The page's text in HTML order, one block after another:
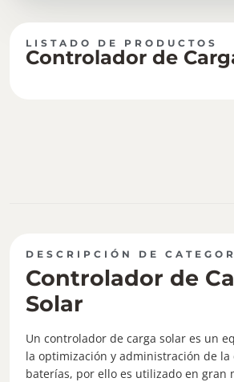
LISTADO DE PRODUCTOS
Controlador de
DESCRIPCIÓN DE
Controlador de
Solar
Un controlador de carga solar es un
la optimización y administración de la
baterías, por ello es utilizado en gran